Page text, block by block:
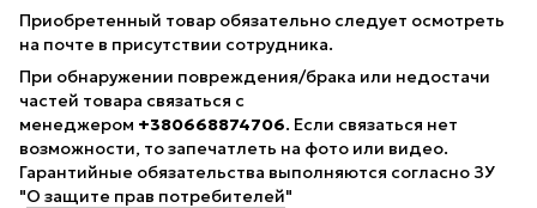
Приобретенный товар обязательно следует осмотреть
на почте в присутствии сотрудника.
При обнаружении повреждения/брака или недостачи
частей товара связаться с
менеджером +380668874706. Если связаться нет
возможности, то запечатлеть на фото или видео.
Гарантийные обязательства выполняются согласно ЗУ
"О защите прав потребителей"